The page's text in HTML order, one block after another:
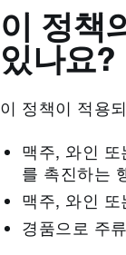
이 정책
있나요?
이 정책이 적용
맥주, 와인
를 촉진하는
맥주, 와인
경품으로 주